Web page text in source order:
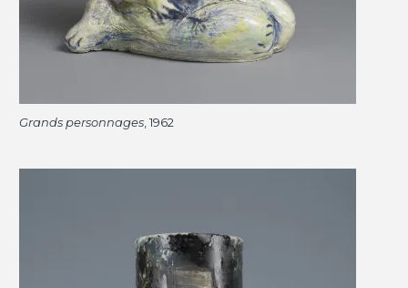
Grands personnages , 1962